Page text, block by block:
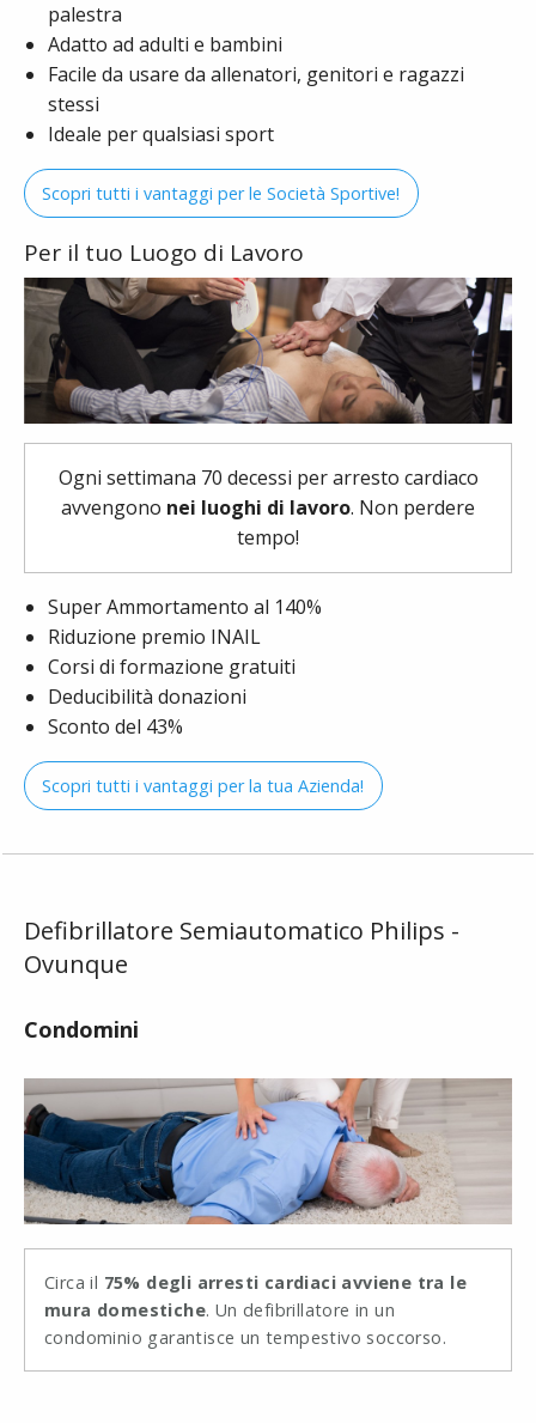
palestra
Adatto ad adulti e bambini
Facile da usare da allenatori, genitori e ragazzi
stessi
Ideale per qualsiasi sport
Scopri tutti i vantaggi per le Società Sportive!
Per il tuo Luogo di Lavoro
Ogni settimana 70 decessi per arresto cardiaco
avvengono nei luoghi di lavoro. Non perdere
tempo!
Super Ammortamento al 140%
Riduzione premio INAIL
Corsi di formazione gratuiti
Deducibilità donazioni
Sconto del 43%
Scopri tutti i vantaggi per la tua Azienda!
Defibrillatore Semiautomatico Philips -
Ovunque
Condomini
Circa il 75% degli arresti cardiaci avviene tra le
mura domestiche. Un defibrillatore in un
condominio garantisce un tempestivo soccorso.